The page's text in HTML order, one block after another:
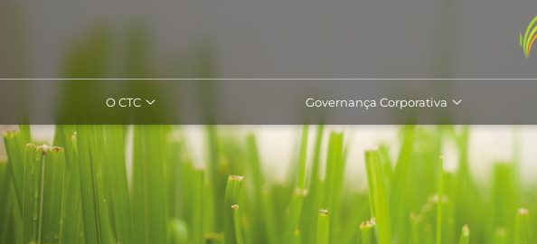
O CTC Governança Corporativa